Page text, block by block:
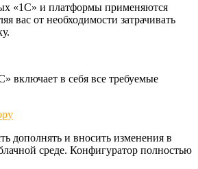
«1С» и платформы применяются
вас от необходимости затрачивать
включает в себя все требуемые
дополнять и вносить изменения в
среде. Конфигуратор полностью